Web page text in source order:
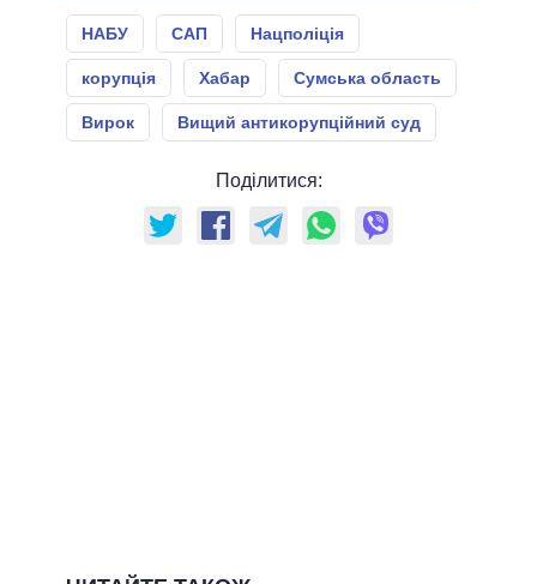
НАБУ САП Нацполіція
корупція Хабар Сумська область
Вирок Вищий антикорупційний суд
Поділитися: